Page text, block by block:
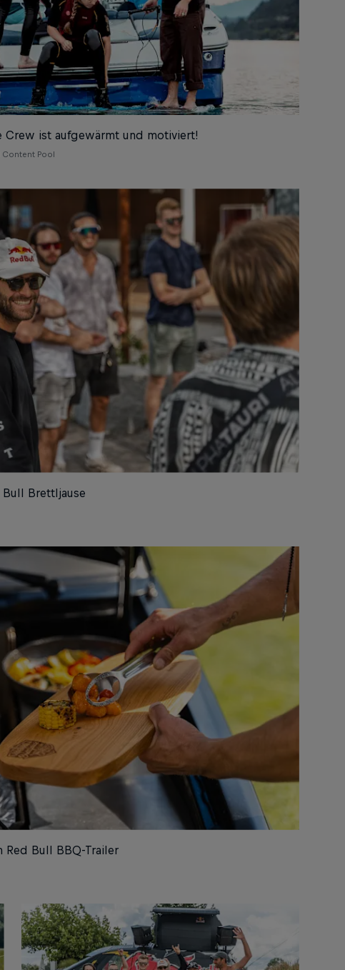
Crew ist aufgewärmt und motiviert!
Pool
Brettljause
Red Bull BBQ-Trailer